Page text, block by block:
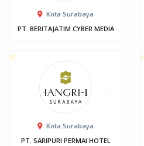
Kota Surabaya
PT. BERITAJATIM CYBER MEDIA
Kota Surabaya
PT. SARIPURI PERMAI HOTEL